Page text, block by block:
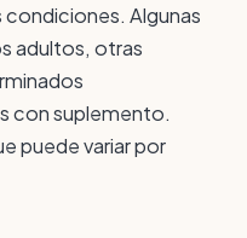
Algunas
adultos, otras
con suplemento.
puede variar por